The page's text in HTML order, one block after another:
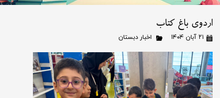
اردوی باغ کتاب
۲۱ آبان ۱۴۰۴ اخبار دبستان